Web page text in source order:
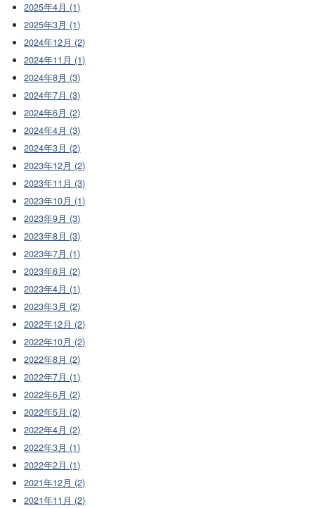
2025年4月 (1)
2025年3月 (1)
2024年12月 (2)
2024年11月 (1)
2024年8月 (3)
2024年7月 (3)
2024年6月 (2)
2024年4月 (3)
2024年3月 (2)
2023年12月 (2)
2023年11月 (3)
2023年10月 (1)
2023年9月 (3)
2023年8月 (3)
2023年7月 (1)
2023年6月 (2)
2023年4月 (1)
2023年3月 (2)
2022年12月 (2)
2022年10月 (2)
2022年8月 (2)
2022年7月 (1)
2022年6月 (2)
2022年5月 (2)
2022年4月 (2)
2022年3月 (1)
2022年2月 (1)
2021年12月 (2)
2021年11月 (2)